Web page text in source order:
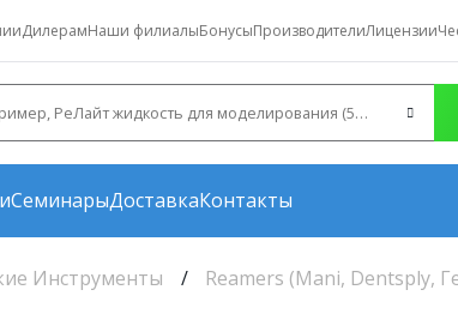
ДилерамНаши филиалыБонусыПроизводителиЛицензии
СеминарыДоставкаКонтакты
Инструменты Reamers (Mani, Dentsply,